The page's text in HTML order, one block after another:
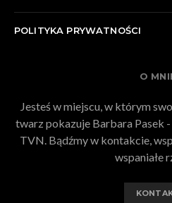
POLITYKA PRYWATNOŚCI
O
Jesteś w miejscu, w którym
twarz pokazuje Barbara Pasek
TVN. Bądźmy w kontakcie,
wspaniałe